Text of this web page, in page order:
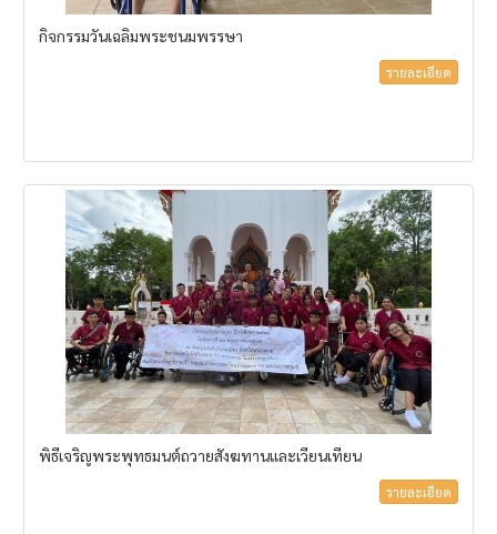
กิจกรรมวันเฉลิมพระชนมพรรษา
รายละเอียด
พิธีเจริญพระพุทธมนต์ถวายสังฆทานและเวียนเทียน
รายละเอียด